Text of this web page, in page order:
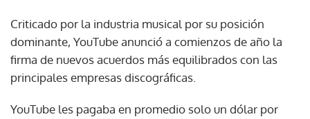
Criticado por la industria musical por su posición
dominante, YouTube anunció a comienzos de año la
firma de nuevos acuerdos más equilibrados con las
principales empresas discográficas.
YouTube les pagaba en promedio solo un dólar por